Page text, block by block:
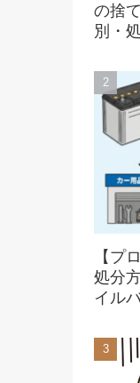
の捨
別・
【プ
処分
イル